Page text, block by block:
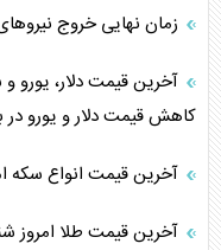
زمان نهایی خروج
کاهش قیمت دلار و یورو در
آخرین قیمت انواع سکه امروز شنبه
آخرین قیمت طلا امروز شنبه ۱۷ مرداد ۱۴۰۵ | صعود